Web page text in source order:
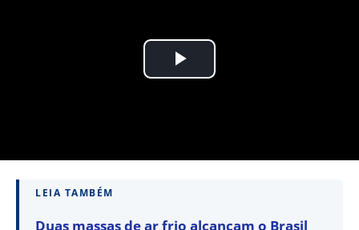
LEIA TAMBÉM
Duas massas de ar frio alcançam o Brasil